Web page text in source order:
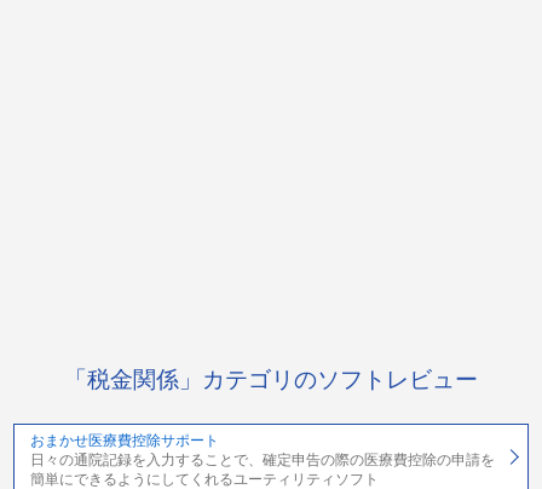
「税金関係」カテゴリのソフトレビュー
おまかせ医療費控除サポート
日々の通院記録を入力することで、確定申告の際の医療費控除の申請を
簡単にできるようにしてくれるユーティリティソフト